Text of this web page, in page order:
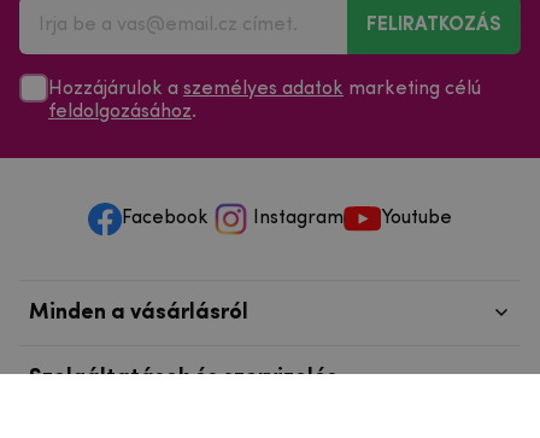
FELIRATKOZÁS
Hozzájárulok a személyes adatok marketing célú
feldolgozásához.
Facebook Instagram Youtube
Minden a vásárlásról
Szolgáltatások és szervizelés